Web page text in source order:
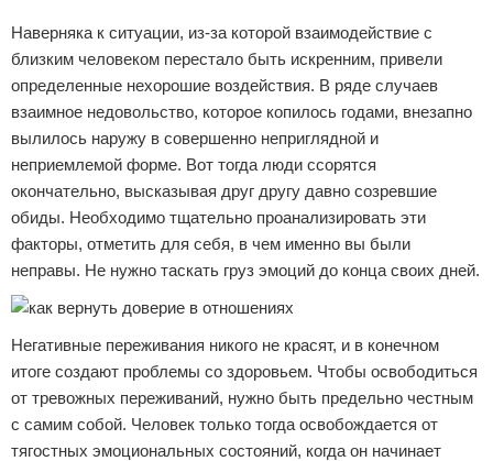
Наверняка к ситуации, из-за которой взаимодействие с
близким человеком перестало быть искренним, привели
определенные нехорошие воздействия. В ряде случаев
взаимное недовольство, которое копилось годами, внезапно
вылилось наружу в совершенно неприглядной и
неприемлемой форме. Вот тогда люди ссорятся
окончательно, высказывая друг другу давно созревшие
обиды. Необходимо тщательно проанализировать эти
факторы, отметить для себя, в чем именно вы были
неправы. Не нужно таскать груз эмоций до конца своих дней.
Негативные переживания никого не красят, и в конечном
итоге создают проблемы со здоровьем. Чтобы освободиться
от тревожных переживаний, нужно быть предельно честным
с самим собой. Человек только тогда освобождается от
тягостных эмоциональных состояний, когда он начинает